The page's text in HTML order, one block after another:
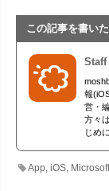
この記事を書い
Staff
報
営・
方々
じめ
App ,iOS